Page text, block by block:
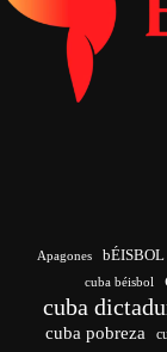
Apagones bÉISBOL
cuba béisbol
cuba
cuba pobreza